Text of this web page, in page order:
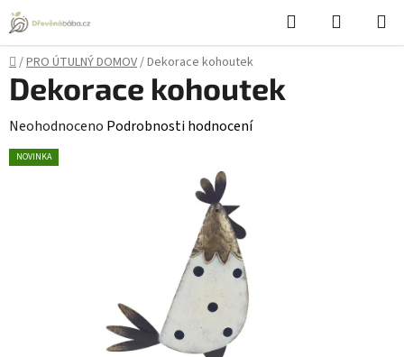
Přejít
na
obsah
Hledat
KOŠÍK
Domů
/PRO ÚTULNÝ DOMOV/Dekorace kohoutek
Dekorace kohoutek
Průměrné
hodnocení
Neohodnoceno Podrobnosti hodnocení
NOVINKA